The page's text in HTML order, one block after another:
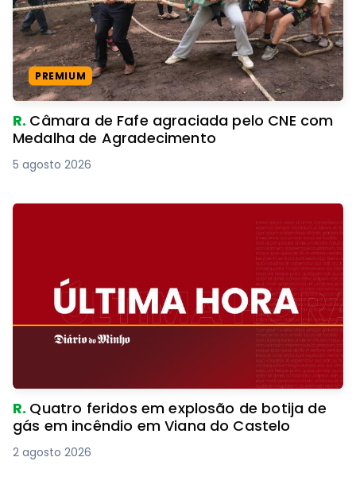
PREMIUM
R. Câmara de Fafe agraciada pelo CNE com
Medalha de Agradecimento
5 agosto 2026
R. Quatro feridos em explosão de botija de
gás em incêndio em Viana do Castelo
2 agosto 2026